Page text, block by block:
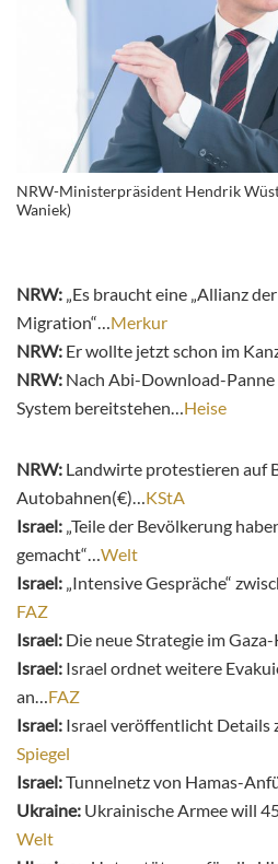
NRW-Ministerpräsident Hendrik
Waniek)
NRW: „Es braucht eine „Allianz
Migration“… Merkur
NRW: Er wollte jetzt schon im
NRW: Nach Abi-Download-Panne
System bereitstehen… Heise
NRW: Landwirte protestieren auf
Autobahnen(€)… KStA
Israel: „Teile der Bevölkerung
gemacht“… Welt
Israel: „Intensive Gespräche“
FAZ
Israel: Die neue Strategie im Gaza-
Israel: Israel ordnet weitere
an… FAZ
Israel: Israel veröffentlicht Details
Spiegel
Israel:Tunnelnetz von Hamas-
Ukraine: Ukrainische Armee will
Welt